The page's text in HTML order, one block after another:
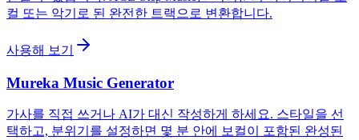
컬 또는 악기로 된 완전한 트랙으로 변환합니다.
사용해 보기
Mureka Music Generator
가사를 직접 쓰거나 AI가 대신 작성하게 하세요. 스타일을 선
택하고, 분위기를 설정하면 몇 분 안에 보컬이 포함된 완성된